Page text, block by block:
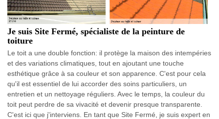
Je suis Site Fermé, spécialiste de la peinture de
toiture
Le toit a une double fonction: il protège la maison des intempéries
et des variations climatiques, tout en ajoutant une touche
esthétique grâce à sa couleur et son apparence. C'est pour cela
qu'il est essentiel de lui accorder des soins particuliers, un
entretien et un nettoyage réguliers. Avec le temps, la couleur du
toit peut perdre de sa vivacité et devenir presque transparente.
C'est ici que j'interviens. En tant que Site Fermé, je suis expert en